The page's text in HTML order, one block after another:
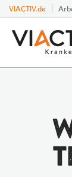
VIACTIV.de